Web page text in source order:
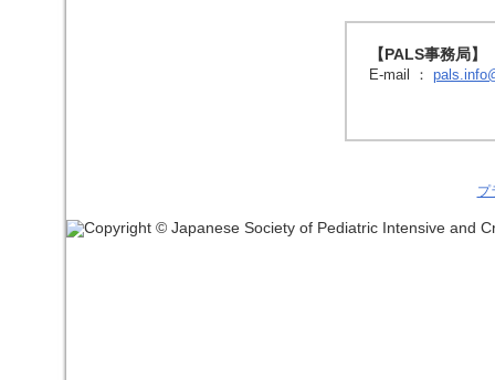
【PALS事務局】
E-mail ：
プ